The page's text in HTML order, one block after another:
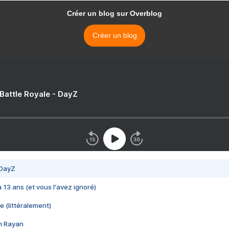
Créer un blog sur Overblog
Créer un blog
Royale - DayZ
13 ans (et vous l'avez ignoré)
(littéralement)
Rayan